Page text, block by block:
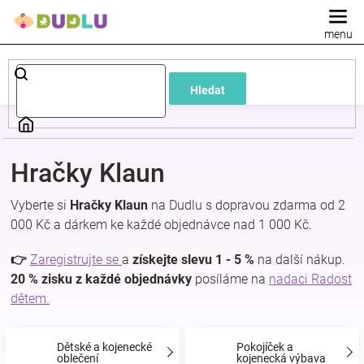
Hledat
Dětské
a
a
Hračky Klaun
Vyberte si Hračky Klaun na Dudlu s dopravou zdarma od 2
000 Kč a dárkem ke každé objednávce nad 1 000 Kč.
👉 Zaregistrujte se a získejte slevu 1 - 5 % na další nákup.
20 % zisku z každé objednávky posíláme na nadaci Radost
dětem.
Dětské a kojenecké
oblečení
Pokojíček a
kojenecká výbava